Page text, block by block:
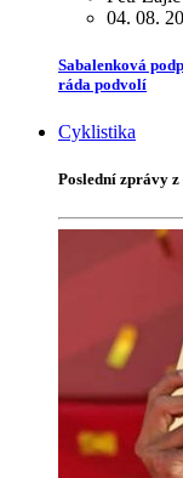
04. 08.
Sabalenková
ráda podvolí
Cyklistika
Poslední zprávy